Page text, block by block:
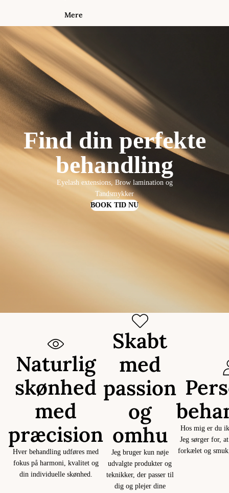
Mere
Find din perfekte
behandling
Eyelash extensions, Brow lamination og
Tandsmykker
BOOK TID NU
Naturlig
skønhed
med
præcision
Hver behandling udføres med
fokus på harmoni, kvalitet og
din individuelle skønhed.
Skabt
med
passion
og
omhu
Jeg bruger kun nøje
udvalgte produkter og
teknikker, der passer til
dig og plejer dine
Hos mig er du
Jeg sørger for,
forkælet og